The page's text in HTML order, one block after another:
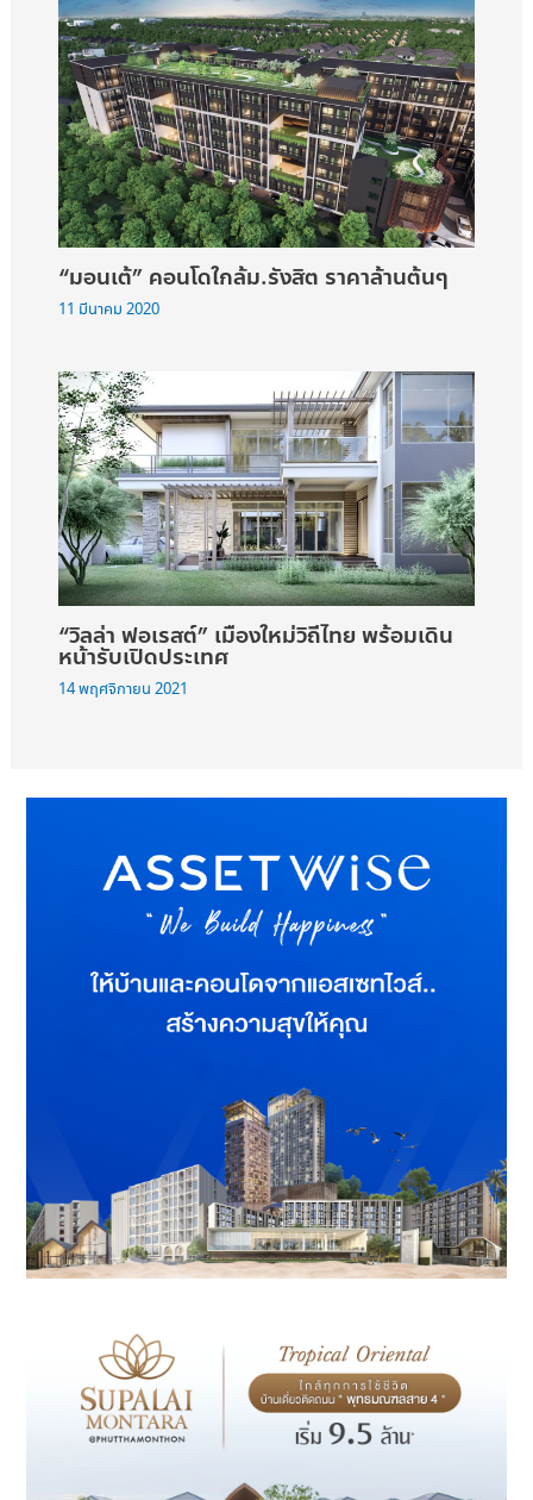
“มอนเต้” คอนโดใกล้ม.รังสิต ราคาล้านต้นๆ
11 มีนาคม 2020
“วิลล่า ฟอเรสต์” เมืองใหม่วิถีไทย พร้อมเดิน
หน้ารับเปิดประเทศ
14 พฤศจิกายน 2021